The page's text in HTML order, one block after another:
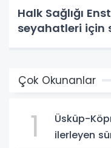
Halk Sağlığı
seyahatleri için
Çok Okunanlar
1
Üsküp-
ilerleyen